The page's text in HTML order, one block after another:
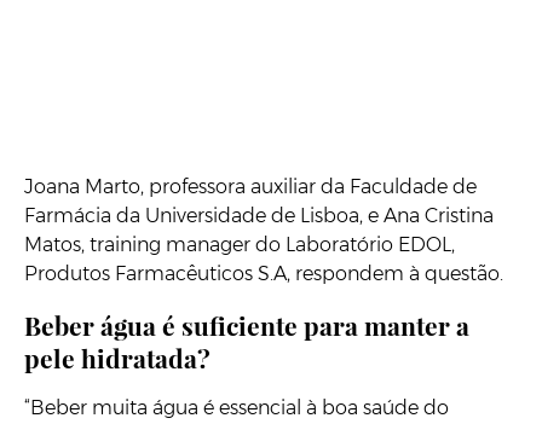
Joana Marto, professora auxiliar da Faculdade de
Farmácia da Universidade de Lisboa, e Ana Cristina
Matos, training manager do Laboratório EDOL,
Produtos Farmacêuticos S.A, respondem à questão.
Beber água é suficiente para manter a
pele hidratada?
“Beber muita água é essencial à boa saúde do